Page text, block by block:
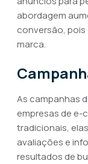
abordagem
conversão, pois
marca.
As campanhas
empresas de e-
tradicionais,
avaliações e
resultados de